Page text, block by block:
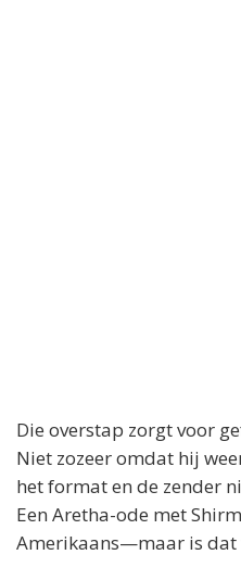
Die overstap zorgt voor
Niet zozeer omdat hij
het format en de zender
Een Aretha-ode met
Amerikaans—maar is dat